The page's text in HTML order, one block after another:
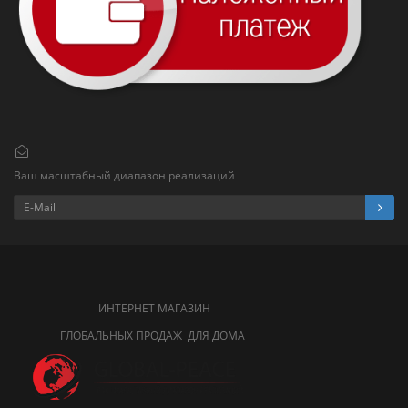
Ваш масштабный диапазон реализаций
ИНТЕРНЕТ МАГАЗИН
ГЛОБАЛЬНЫХ ПРОДАЖ ДЛЯ ДОМА